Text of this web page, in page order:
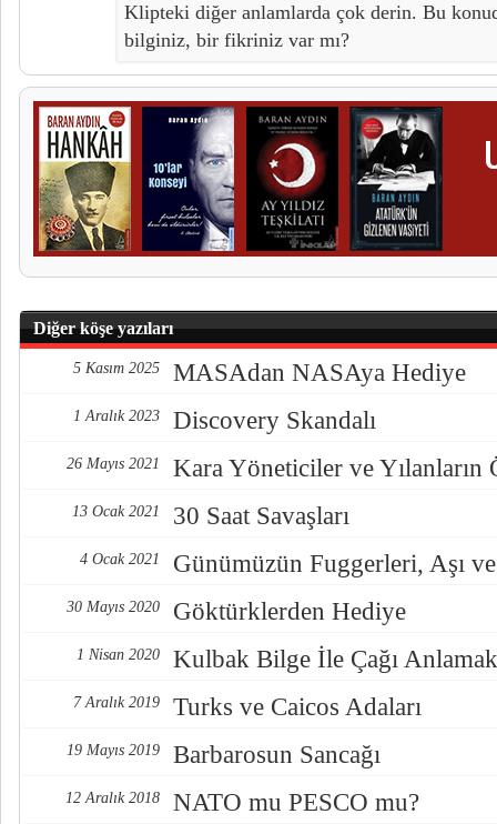
Klipteki diğer anlamlarda çok derin. Bu
bilginiz, bir fikriniz var mı?
Diğer köşe yazıları
5 Kasım 2025 MASAdan NASAya Hediye
1 Aralık 2023 Discovery Skandalı
26 Mayıs 2021 Kara Yöneticiler ve Yılanların
13 Ocak 2021 30 Saat Savaşları
4 Ocak 2021 Günümüzün Fuggerleri, Aşı
30 Mayıs 2020 Göktürklerden Hediye
1 Nisan 2020 Kulbak Bilge İle Çağı Anlamak
7 Aralık 2019 Turks ve Caicos Adaları
19 Mayıs 2019 Barbarosun Sancağı
12 Aralık 2018 NATO mu PESCO mu?